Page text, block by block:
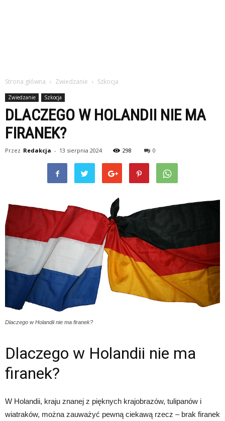
Strona główna Zwiedzanie Szkocja
Zwiedzanie Szkocja
DLACZEGO W HOLANDII NIE MA
FIRANEK?
Przez Redakcja - 13 sierpnia 2024 298 0
Dlaczego w Holandii nie ma firanek?
Dlaczego w Holandii nie ma
firanek?
W Holandii, kraju znanej z pięknych krajobrazów, tulipanów i
wiatraków, można zauważyć pewną ciekawą rzecz – brak firanek